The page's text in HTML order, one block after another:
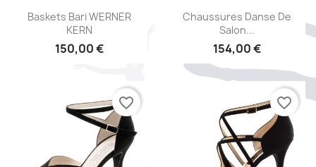
Aperçu rapide
Baskets Bari WERNER
KERN
150,00 €
Aperçu rapide
Chaussures Danse De
Salon...
154,00 €
favorite_border favorite_border